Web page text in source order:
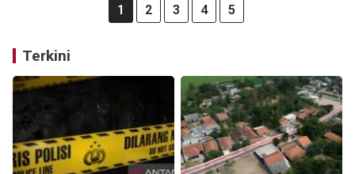
1 2 3 4 5
Terkini